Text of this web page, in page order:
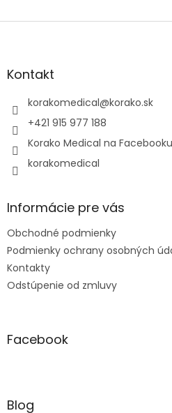
Z
äKontakt
korakomedical@korako.sk
+421 915 977 188
Korako Medical na Facebooku
korakomedical
Informácie pre vás
Obchodné podmienky
Podmienky ochrany osobných
Kontakty
Odstúpenie od zmluvy
Facebook
Blog